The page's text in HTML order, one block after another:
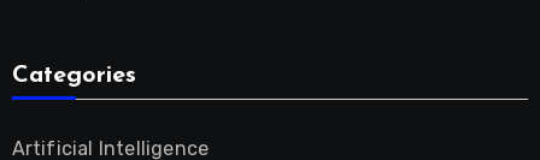
Categories
Artificial Intelligence